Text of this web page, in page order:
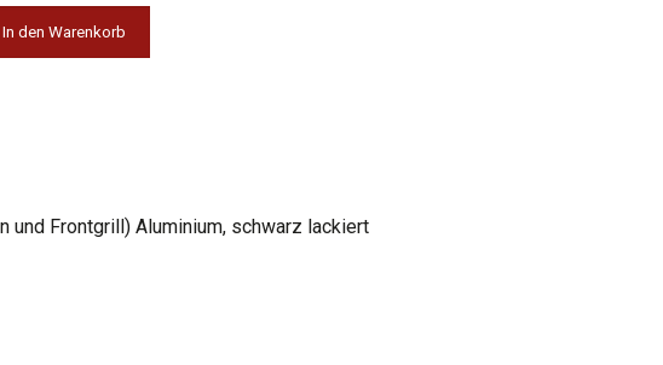
In den Warenkorb
und Frontgrill) Aluminium, schwarz lackiert